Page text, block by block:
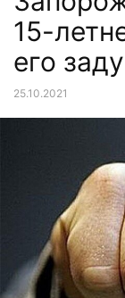
15-
его
25.10.2021